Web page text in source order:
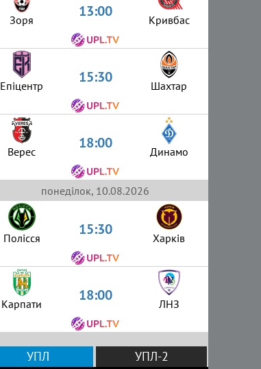
Зоря 13:00 Кривбас
Епіцентр 15:30 Шахтар
Верес 18:00 Динамо
понеділок, 10.08.2026
Полісся 15:30 Харків
Карпати 18:00 ЛНЗ
УПЛ УПЛ-2